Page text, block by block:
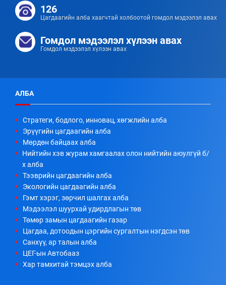
126
Цагдаагийн алба хаагчтай холбоотой гомдол мэдээлэл авах
Гомдол мэдээлэл хүлээн авах
Гомдол мэдээлэл хүлээн авах
АЛБА
Стратеги, бодлого, инновац, хөгжлийн алба
Эрүүгийн цагдаагийн алба
Мөрдөн байцаах алба
Нийтийн хэв журам хамгаалах олон нийтийн аюулгүй б/
х алба
Тээврийн цагдаагийн алба
Экологийн цагдаагийн алба
Гэмт хэрэг, зөрчил шалгах алба
Мэдээлэл шуурхай удирдлагын төв
Төмөр замын цагдаагийн газар
Цагдаа, дотоодын цэргийн сургалтын нэгдсэн төв
Санхүү, ар талын алба
ЦЕГ-ын Автобааз
Хар тамхитай тэмцэх алба